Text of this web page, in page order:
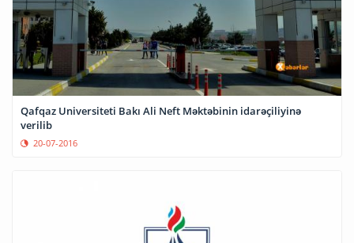
Qafqaz Universiteti Bakı Ali Neft Məktəbinin idarəçiliyinə
verilib
20-07-2016